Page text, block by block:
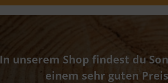
In unserem Shop findest du
einem sehr guten